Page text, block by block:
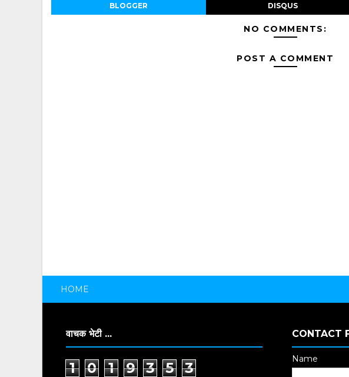
BLOGGER DISQUS
NO COMMENTS:
POST A COMMENT
HOME
वाचक भेटी ...
1 0 1 9 3 5 3
CONTACT
Name